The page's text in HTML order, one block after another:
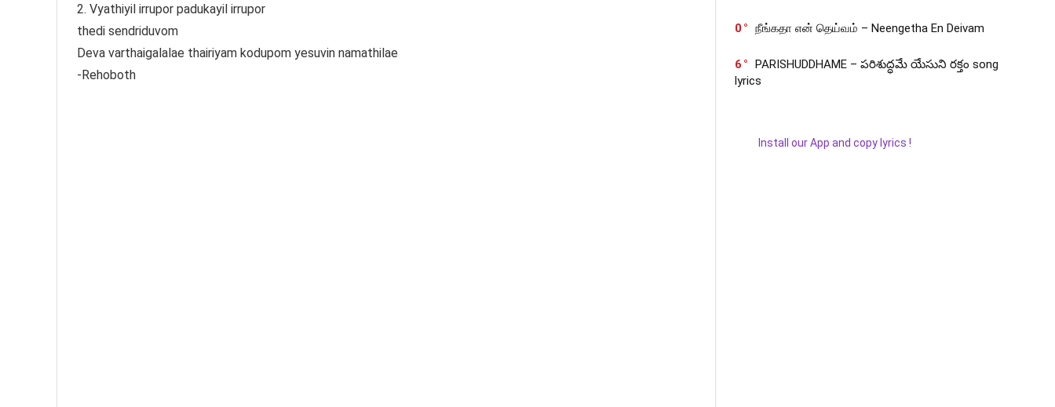
2. Vyathiyil irrupor padukayil irrupor
thedi sendriduvom
Deva varthaigalalae thairiyam kodupom yesuvin namathilae
-Rehoboth
0 நீங்கதா என் தெய்வம் – Neengetha En Deivam
6
PARISHUDDHAME – పరిశుద్ధమే యేసుని రక్తం song
lyrics
Install our App and copy lyrics !